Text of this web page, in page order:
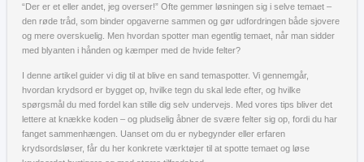
“Der er et eller andet, jeg overser!” Ofte gemmer løsningen sig i selve temaet –
den røde tråd, som binder opgaverne sammen og gør udfordringen både sjovere
og mere overskuelig. Men hvordan spotter man egentlig temaet, når man sidder
med blyanten i hånden og kæmper med de hvide felter?
I denne artikel guider vi dig til at blive en sand temaspotter. Vi gennemgår,
hvordan krydsord er bygget op, hvilke tegn du skal lede efter, og hvilke
spørgsmål du med fordel kan stille dig selv undervejs. Med vores tips bliver det
lettere at knække koden – og pludselig åbner de svære felter sig op, fordi du har
fanget sammenhængen. Uanset om du er nybegynder eller erfaren
krydsordsløser, får du her konkrete værktøjer til at spotte temaet og løse